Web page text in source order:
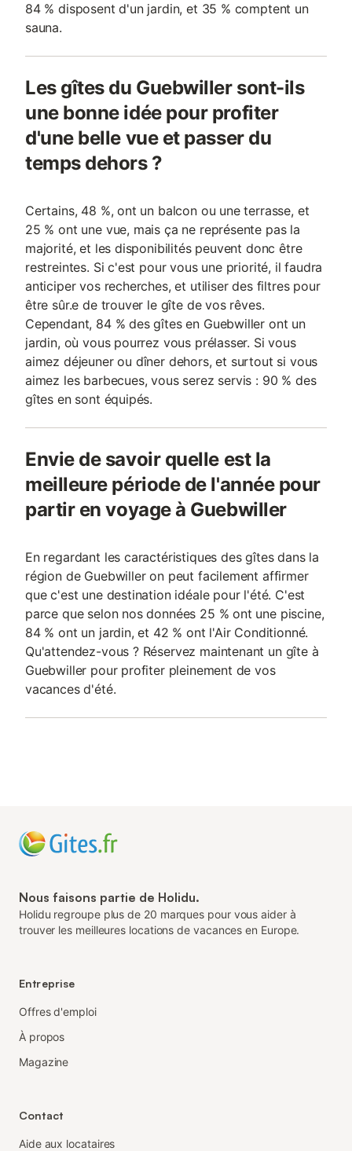
84 % disposent d'un jardin, et 35 % comptent un
sauna.
Les gîtes du Guebwiller sont-ils
une bonne idée pour profiter
d'une belle vue et passer du
temps dehors ?
Certains, 48 %, ont un balcon ou une terrasse, et
25 % ont une vue, mais ça ne représente pas la
majorité, et les disponibilités peuvent donc être
restreintes. Si c'est pour vous une priorité, il faudra
anticiper vos recherches, et utiliser des filtres pour
être sûr.e de trouver le gîte de vos rêves.
Cependant, 84 % des gîtes en Guebwiller ont un
jardin, où vous pourrez vous prélasser. Si vous
aimez déjeuner ou dîner dehors, et surtout si vous
aimez les barbecues, vous serez servis : 90 % des
gîtes en sont équipés.
Envie de savoir quelle est la
meilleure période de l'année pour
partir en voyage à Guebwiller
En regardant les caractéristiques des gîtes dans la
région de Guebwiller on peut facilement affirmer
que c'est une destination idéale pour l'été. C'est
parce que selon nos données 25 % ont une piscine,
84 % ont un jardin, et 42 % ont l'Air Conditionné.
Qu'attendez-vous ? Réservez maintenant un gîte à
Guebwiller pour profiter pleinement de vos
vacances d'été.
Nous faisons partie de Holidu.
Holidu regroupe plus de 20 marques pour vous aider à
trouver les meilleures locations de vacances en Europe.
Entreprise
Offres d'emploi
À propos
Magazine
Contact
Aide aux locataires